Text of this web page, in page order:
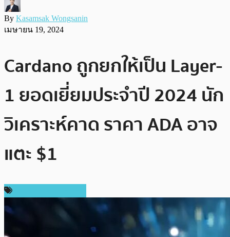
By Kasamsak Wongsanin
เมษายน 19, 2024
Cardano ถูกยกให้เป็น Layer-
1 ยอดเยี่ยมประจำปี 2024 นัก
วิเคราะห์คาด ราคา ADA อาจ
แตะ $1